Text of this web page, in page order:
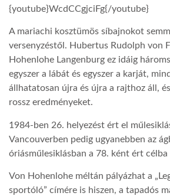
{youtube}WcdCCgjciFg{/youtube}
A mariachi kosztümös síbajnokot
versenyzéstől. Hubertus Rudolph von
Hohenlohe Langenburg ez idáig
egyszer a lábát és egyszer a karját,
állhatatosan újra és újra a rajthoz áll,
rossz eredményeket.
1984-ben 26. helyezést ért el
Vancouverben pedig ugyanebben az
óriásműlesiklásban a 78. ként ért célba
Von Hohenlohe méltán pályázhat a
sportóló” címére is hiszen, a tapadós